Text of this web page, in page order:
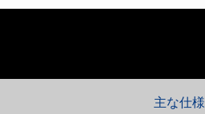
主な仕様